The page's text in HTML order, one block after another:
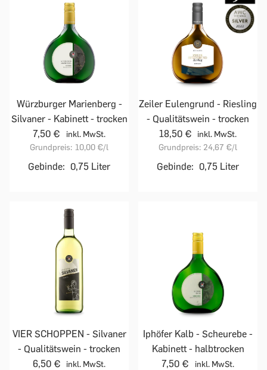
Würzburger Marienberg -
Silvaner - Kabinett - trocken
7,50 €
inkl. MwSt.
Grundpreis: 10,00 €/l
Gebinde: 0,75 Liter
Zeiler Eulengrund - Riesling
- Qualitätswein - trocken
18,50 €
inkl. MwSt.
Grundpreis: 24,67 €/l
Gebinde: 0,75 Liter
VIER SCHOPPEN - Silvaner
- Qualitätswein - trocken
6,50 €
inkl. MwSt.
Iphöfer Kalb - Scheurebe -
Kabinett - halbtrocken
7,50 €
inkl. MwSt.